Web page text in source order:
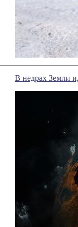
В недрах Земли